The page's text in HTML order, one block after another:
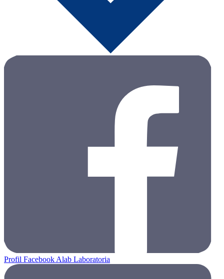
Profil Facebook Alab Laboratoria